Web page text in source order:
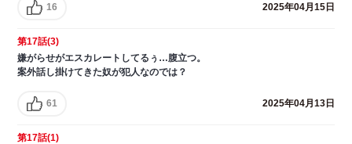
16 2025年04月15日
第17話(3)
嫌がらせがエスカレートしてるぅ…腹立つ。
案外話し掛けてきた奴が犯人なのでは？
61 2025年04月13日
第17話(1)